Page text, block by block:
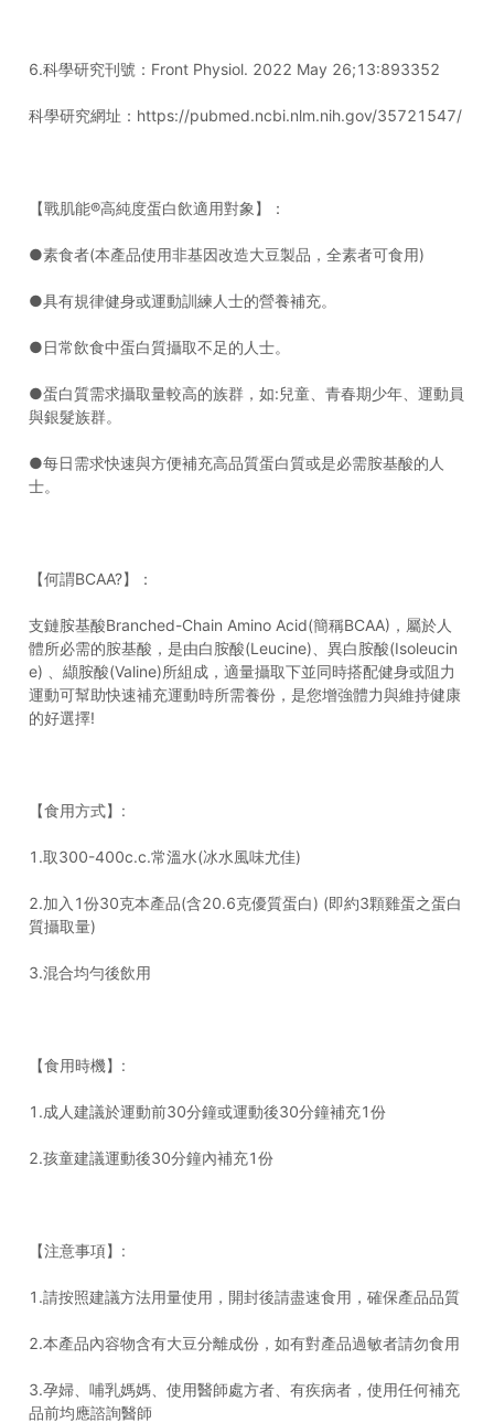
6.科學研究刊號：Front Physiol. 2022 May 26;13:893352
科學研究網址：https://pubmed.ncbi.nlm.nih.gov/35721547/
【戰肌能®高純度蛋白飲適用對象】：
●素食者(本產品使用非基因改造大豆製品，全素者可食用)
●具有規律健身或運動訓練人士的營養補充。
●日常飲食中蛋白質攝取不足的人士。
●蛋白質需求攝取量較高的族群，如:兒童、青春期少年、運動員
與銀髮族群。
●每日需求快速與方便補充高品質蛋白質或是必需胺基酸的人
士。
【何謂BCAA?】：
支鏈胺基酸Branched-Chain Amino Acid(簡稱BCAA)，屬於人
體所必需的胺基酸，是由白胺酸(Leucine)、異白胺酸(Isoleucin
e) 、纈胺酸(Valine)所組成，適量攝取下並同時搭配健身或阻力
運動可幫助快速補充運動時所需養份，是您增強體力與維持健康
的好選擇!
【食用方式】:
1.取300-400c.c.常溫水(冰水風味尤佳)
2.加入1份30克本產品(含20.6克優質蛋白) (即約3顆雞蛋之蛋白
質攝取量)
3.混合均勻後飲用
【食用時機】:
1.成人建議於運動前30分鐘或運動後30分鐘補充1份
2.孩童建議運動後30分鐘內補充1份
【注意事項】:
1.請按照建議方法用量使用，開封後請盡速食用，確保產品品質
2.本產品內容物含有大豆分離成份，如有對產品過敏者請勿食用
3.孕婦、哺乳媽媽、使用醫師處方者、有疾病者，使用任何補充
品前均應諮詢醫師